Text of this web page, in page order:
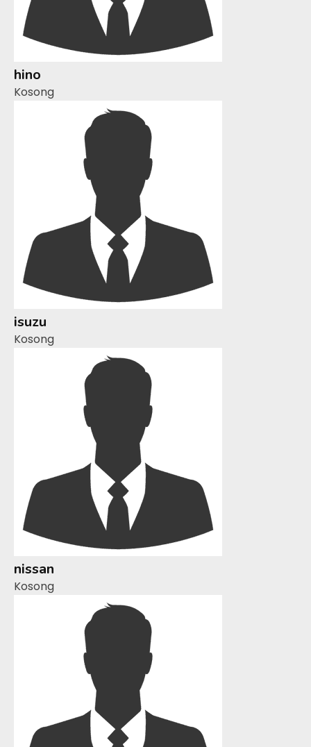
hino
Kosong
isuzu
Kosong
nissan
Kosong